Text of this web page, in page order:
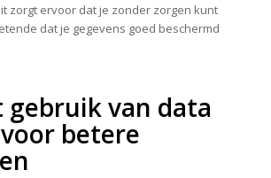
zorgt ervoor dat je zonder zorgen kunt
dat je gegevens goed beschermd
gebruik van data
betere